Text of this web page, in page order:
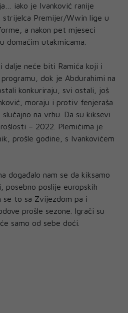
iako je Ivanković ranije
strijelca Premijer/Wwin lige u
a nakon pet mjeseci
domaćim utakmicama.
dalje neće biti Ramića koji i
dok je Abdurahimi na
konkuriraju, svi ostali, još
moraju i protiv fenjeraša
na vrhu. Da su kiksevi
– 2022. Plemićima je
prošle godine, s Ivankovićem
događalo nam se da kiksamo
posebno poslije europskih
se to sa Zvijezdom pa i
prošle sezone. Igrači su
samo od sebe doći.